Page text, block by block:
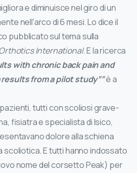
e diminuisce nel giro di un
nell'arco di 6 mesi. Lo dice il
pubblicato sul tema sulla
International. E la ricerca
with chronic back pain and
from a pilot study””è a
pazienti, tutti con scoliosi grave-
fisiatra e specialista di Isico,
dolore alla schiena
scoliotica. E tutti hanno indossato
nome del corsetto Peak) per